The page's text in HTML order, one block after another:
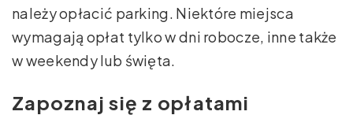
należy opłacić parking. Niektóre miejsca
wymagają opłat tylko w dni robocze, inne także
w weekendy lub święta.
Zapoznaj się z opłatami